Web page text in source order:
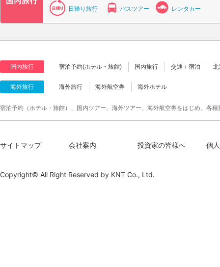
日帰り旅行 バスツアー レンタカー
国内旅行 宿泊予約(ホテル・旅館) 国内旅行 交通＋宿泊
海外旅行 海外旅行 海外航空券 海外ホテル
宿泊予約（ホテル・旅館）、国内ツアー、海外ツアー、海外航空券をはじめ、各
サイトマップ 会社案内 投資家の皆様へ 個
Copyright© All Right Reserved by KNT Co., Ltd.